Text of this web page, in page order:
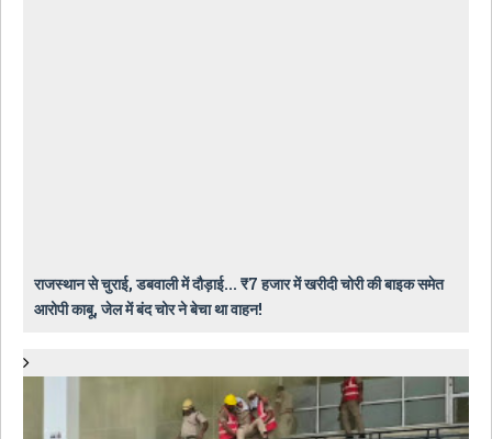
राजस्थान से चुराई, डबवाली में दौड़ाई... ₹7 हजार में खरीदी चोरी की बाइक समेत
आरोपी काबू, जेल में बंद चोर ने बेचा था वाहन!